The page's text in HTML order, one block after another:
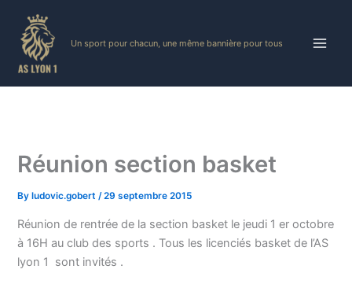
content
Un sport pour chacun, une même bannière pour tous
Réunion section basket
By ludovic.gobert/29 septembre 2015
Réunion de rentrée de la section basket le jeudi 1 er octobre
à 16H au club des sports . Tous les licenciés basket de l’AS
lyon 1 sont invités .